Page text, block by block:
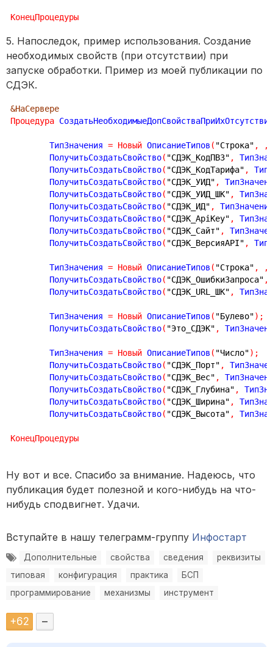
КонецПроцедуры
5. Напоследок, пример использования. Создание
необходимых свойств (при отсутствии) при
запуске обработки. Пример из моей публикации по
СДЭК.
&НаСервере
Процедура
	ТипЗначения
= Новый ОписаниеТипов ( "Строка" ,
,
	ПолучитьСоздатьСвойство
( "СДЭК_КодПВЗ" ,
	ПолучитьСоздатьСвойство
( "СДЭК_КодТарифа" ,
	ПолучитьСоздатьСвойство
( "СДЭК_УИД" ,
	ПолучитьСоздатьСвойство
( "СДЭК_УИД_ШК" ,
	ПолучитьСоздатьСвойство
( "СДЭК_ИД" ,
	ПолучитьСоздатьСвойство
( "СДЭК_ApiKey" ,
	ПолучитьСоздатьСвойство
( "СДЭК_Сайт" ,
	ПолучитьСоздатьСвойство
( "СДЭК_ВерсияAPI" ,
	ТипЗначения
= Новый ОписаниеТипов ( "Строка" ,
,
	ПолучитьСоздатьСвойство
( "СДЭК_ОшибкиЗапроса" ,
	ПолучитьСоздатьСвойство
( "СДЭК_URL_ШК" ,
	ТипЗначения
= Новый ОписаниеТипов ( "Булево") ;
	ПолучитьСоздатьСвойство
( "Это_СДЭК" ,
	ТипЗначения
= Новый ОписаниеТипов ( "Число") ;
	ПолучитьСоздатьСвойство
( "СДЭК_Порт" ,
	ПолучитьСоздатьСвойство
( "СДЭК_Вес" ,
	ПолучитьСоздатьСвойство
( "СДЭК_Глубина" ,
	ПолучитьСоздатьСвойство
( "СДЭК_Ширина" ,
	ПолучитьСоздатьСвойство
( "СДЭК_Высота" ,
КонецПроцедуры
Ну вот и все. Спасибо за внимание. Надеюсь, что
публикация будет полезной и кого-нибудь на что-
нибудь сподвигнет. Удачи.
Вступайте в нашу телеграмм-группу Инфостарт
Дополнительные свойства сведения
реквизиты
типовая
конфигурация практика
БСП
программирование
механизмы инструмент
+62 –